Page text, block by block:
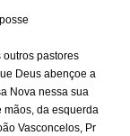
outros pastores
Deus abençoe a
Nova nessa sua
mãos, da esquerda
Vasconcelos, Pr